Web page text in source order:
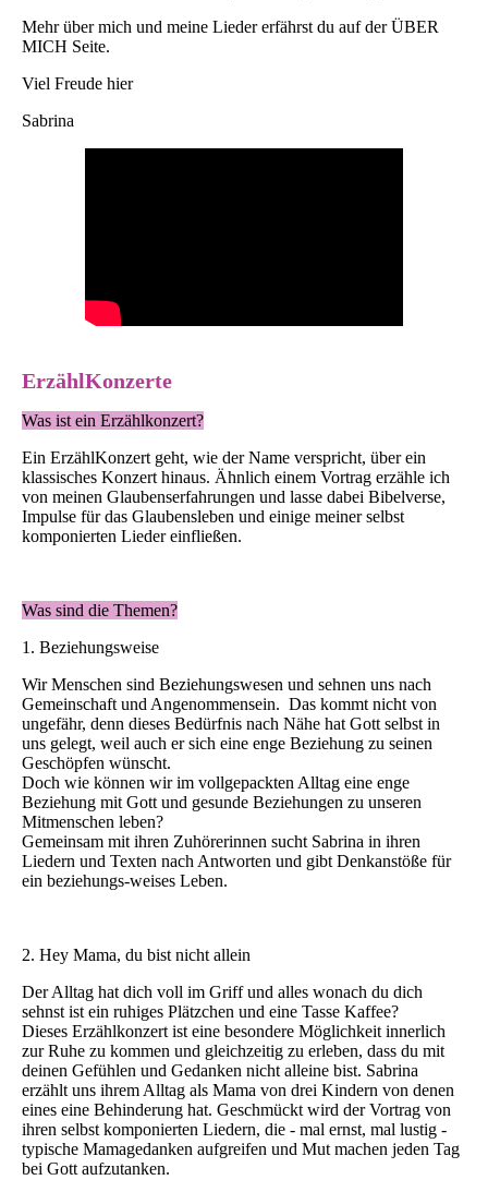
Mehr über mich und meine Lieder erfährst du auf der ÜBER
MICH Seite.
Viel Freude hier
Sabrina
ErzählKonzerte
Was ist ein Erzählkonzert?
Ein ErzählKonzert geht, wie der Name verspricht, über ein
klassisches Konzert hinaus. Ähnlich einem Vortrag erzähle ich
von meinen Glaubenserfahrungen und lasse dabei Bibelverse,
Impulse für das Glaubensleben und einige meiner selbst
komponierten Lieder einfließen.
Was sind die Themen?
1. Beziehungsweise
Wir Menschen sind Beziehungswesen und sehnen uns nach
Gemeinschaft und Angenommensein. Das kommt nicht von
ungefähr, denn dieses Bedürfnis nach Nähe hat Gott selbst in
uns gelegt, weil auch er sich eine enge Beziehung zu seinen
Geschöpfen wünscht.
Doch wie können wir im vollgepackten Alltag eine enge
Beziehung mit Gott und gesunde Beziehungen zu unseren
Mitmenschen leben?
Gemeinsam mit ihren Zuhörerinnen sucht Sabrina in ihren
Liedern und Texten nach Antworten und gibt Denkanstöße für
ein beziehungs-weises Leben.
2. Hey Mama, du bist nicht allein
Der Alltag hat dich voll im Griff und alles wonach du dich
sehnst ist ein ruhiges Plätzchen und eine Tasse Kaffee?
Dieses Erzählkonzert ist eine besondere Möglichkeit innerlich
zur Ruhe zu kommen und gleichzeitig zu erleben, dass du mit
deinen Gefühlen und Gedanken nicht alleine bist. Sabrina
erzählt uns ihrem Alltag als Mama von drei Kindern von denen
eines eine Behinderung hat. Geschmückt wird der Vortrag von
ihren selbst komponierten Liedern, die - mal ernst, mal lustig -
typische Mamagedanken aufgreifen und Mut machen jeden Tag
bei Gott aufzutanken.